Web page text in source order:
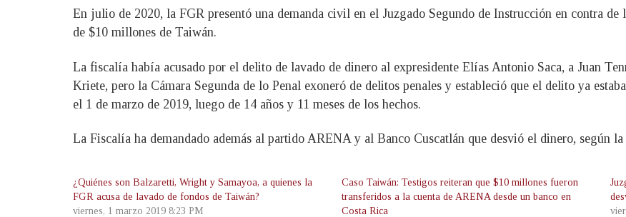
En julio de 2020, la FGR presentó una demanda civil en el Juzgado Segundo de Instrucción en contra
de $10 millones de Taiwán.
La fiscalía había acusado por el delito de lavado de dinero al expresidente Elías Antonio Saca, a Juan
Kriete, pero la Cámara Segunda de lo Penal exoneró de delitos penales y estableció que el delito ya
el 1 de marzo de 2019, luego de 14 años y 11 meses de los hechos.
La Fiscalía ha demandado además al partido ARENA y al Banco Cuscatlán que desvió el dinero, según
¿Quiénes son Balzaretti, Wright y Samayoa, a quienes la
FGR acusa de lavado de fondos de Taiwán?
viernes, 1 marzo 2019 8:23 PM
Caso Taiwán: Testigos reiteran que $10 millones fueron
transferidos a la cuenta de ARENA desde un banco en
Costa Rica